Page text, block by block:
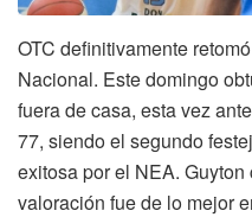
OTC definitivamente
Nacional. Este domingo
fuera de casa, esta vez
77, siendo el segundo
exitosa por el NEA.
valoración fue de lo mejor